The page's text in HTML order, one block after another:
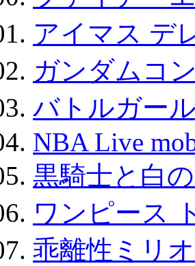
アイマス デ
ガンダムコ
バトルガー
NBA Live
黒騎士と白
ワンピース
乖離性ミリ